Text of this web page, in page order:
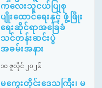
ကလေးသူငယ်ပြုစု
ပျိုးထောင်ရေးနှင့် ဖွံ့ဖြိုး
ရေးဆိုင်ရာအခြေခံ
သင်တန်းဆင်းပွဲ
အခမ်းအနား
၁၀ ဇူလိုင် ၂၀၂၆
မကွေးတိုင်းဒေသကြီး၊ မ